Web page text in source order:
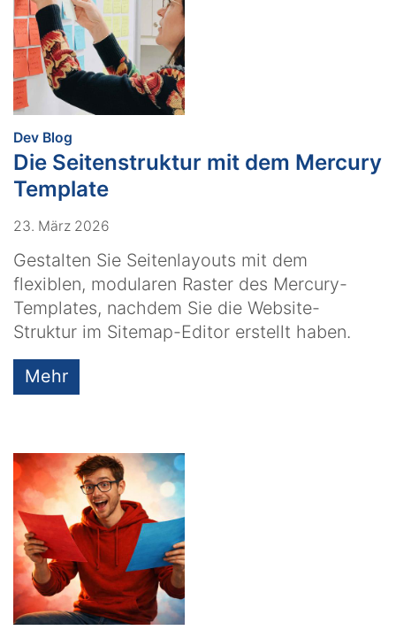
Dev Blog
Die Seitenstruktur mit dem Mercury
Template
23. März 2026
Gestalten Sie Seitenlayouts mit dem
flexiblen, modularen Raster des Mercury-
Templates, nachdem Sie die Website-
Struktur im Sitemap-Editor erstellt haben.
Mehr